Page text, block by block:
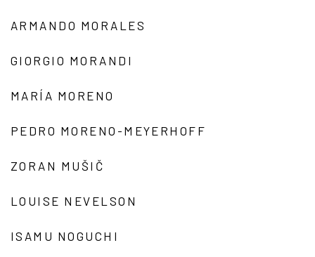
ARMANDO MORALES
GIORGIO MORANDI
MARÍA MORENO
PEDRO MORENO-MEYERHOFF
ZORAN MUŠIČ
LOUISE NEVELSON
ISAMU NOGUCHI